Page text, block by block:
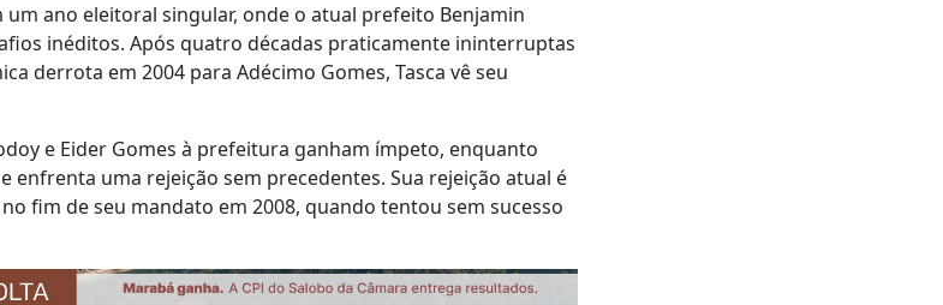
ano eleitoral singular, onde o atual prefeito Benjamin
inéditos. Após quatro décadas praticamente ininterruptas
derrota em 2004 para Adécimo Gomes, Tasca vê seu
e Eider Gomes à prefeitura ganham ímpeto, enquanto
enfrenta uma rejeição sem precedentes. Sua rejeição atual é
fim de seu mandato em 2008, quando tentou sem sucesso